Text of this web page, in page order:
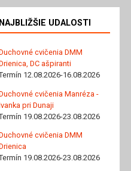
NAJBLIŽŠIE UDALOSTI
cvičenia DMM
DC ašpiranti
12.08.2026-16.08.2026
cvičenia Manréza -
pri Dunaji
19.08.2026-23.08.2026
cvičenia DMM
19.08.2026-23.08.2026